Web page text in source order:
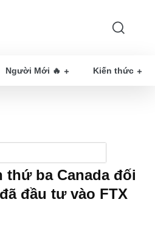
Người Mới 🔥 Kiến thức
ba Canada đối
đầu tư vào FTX